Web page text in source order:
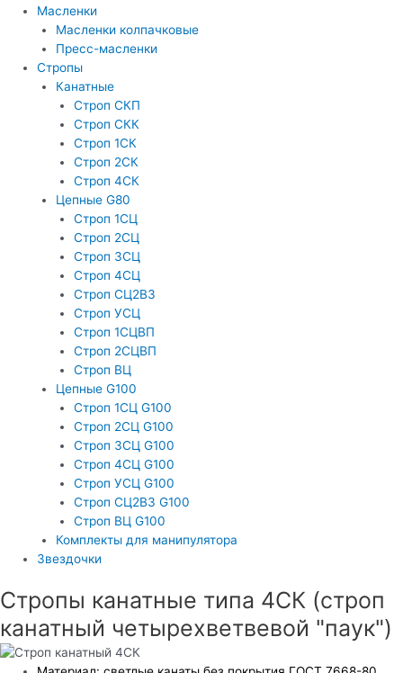
Масленки
Масленки колпачковые
Пресс-масленки
Стропы
Канатные
Строп СКП
Строп СКК
Строп 1СК
Строп 2СК
Строп 4СК
Цепные G80
Строп 1СЦ
Строп 2СЦ
Строп 3СЦ
Строп 4СЦ
Строп СЦ2В3
Строп УСЦ
Строп 1СЦВП
Строп 2СЦВП
Строп ВЦ
Цепные G100
Строп 1СЦ G100
Строп 2СЦ G100
Строп 3СЦ G100
Строп 4СЦ G100
Строп УСЦ G100
Строп СЦ2ВЗ G100
Строп ВЦ G100
Комплекты для манипулятора
Звездочки
Стропы канатные типа 4СК (строп
канатный четырехветвевой "паук")